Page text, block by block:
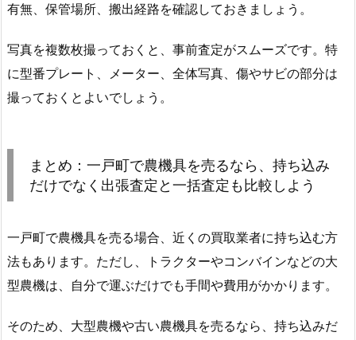
有無、保管場所、搬出経路を確認しておきましょう。
写真を複数枚撮っておくと、事前査定がスムーズです。特
に型番プレート、メーター、全体写真、傷やサビの部分は
撮っておくとよいでしょう。
まとめ：一戸町で農機具を売るなら、持ち込み
だけでなく出張査定と一括査定も比較しよう
一戸町で農機具を売る場合、近くの買取業者に持ち込む方
法もあります。ただし、トラクターやコンバインなどの大
型農機は、自分で運ぶだけでも手間や費用がかかります。
そのため、大型農機や古い農機具を売るなら、持ち込みだ